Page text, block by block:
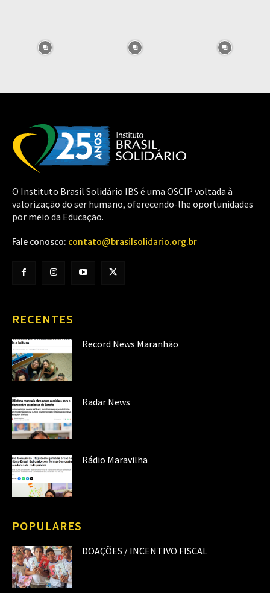
O Instituto Brasil Solidário IBS é uma OSCIP voltada à
valorização do ser humano, oferecendo-lhe oportunidades
por meio da Educação.
Fale conosco: contato@brasilsolidario.org.br
RECENTES
Record News Maranhão
Radar News
Rádio Maravilha
POPULARES
DOAÇÕES / INCENTIVO FISCAL